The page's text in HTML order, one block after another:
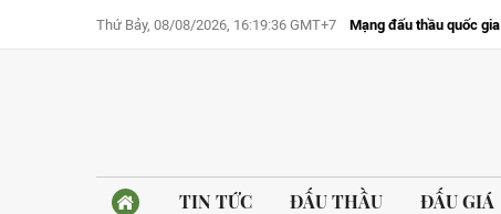
Thứ Bảy, 08/08/2026, 16:19:36 GMT+7 Mạng đấu thầu quốc gia
TIN TỨC ĐẤU THẦU ĐẤU GIÁ